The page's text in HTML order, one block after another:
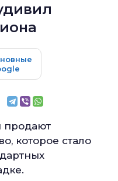
продают
которое стало